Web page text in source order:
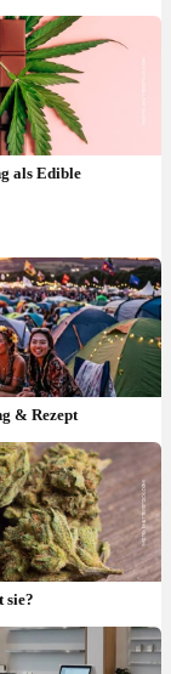
als Edible
& Rezept
sie?